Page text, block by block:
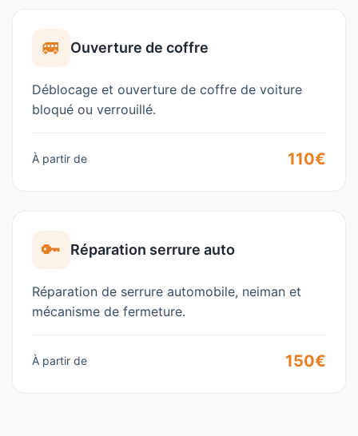
🚐 Ouverture de coffre
Déblocage et ouverture de coffre de voiture
bloqué ou verrouillé.
À partir de 110€
🔑 Réparation serrure auto
Réparation de serrure automobile, neiman et
mécanisme de fermeture.
À partir de 150€